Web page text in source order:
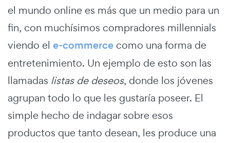
el mundo online es más que un medio para un
fin, con muchísimos compradores millennials
viendo el e-commerce como una forma de
entretenimiento. Un ejemplo de esto son las
llamadas listas de deseos, donde los jóvenes
agrupan todo lo que les gustaría poseer. El
simple hecho de indagar sobre esos
productos que tanto desean, les produce una